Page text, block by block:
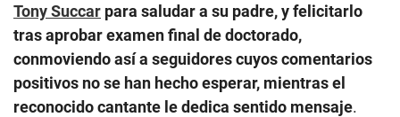
Tony Succar para saludar a su padre, y felicitarlo
tras aprobar examen final de doctorado,
conmoviendo así a seguidores cuyos comentarios
positivos no se han hecho esperar, mientras el
reconocido cantante le dedica sentido mensaje.